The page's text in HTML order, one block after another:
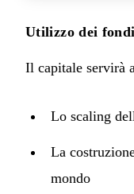
Utilizzo dei fondi
Il capitale servirà
Lo scaling
La
mondo